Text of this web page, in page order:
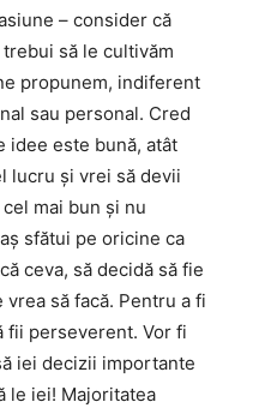
– consider că
să le cultivăm
propunem, indiferent
sau personal. Cred
idee este bună, atât
lucru și vrei să devii
mai bun și nu
sfătui pe oricine ca
ceva, să decidă să fie
să facă. Pentru a fi
fii perseverent. Vor fi
iei decizii importante
le iei! Majoritatea